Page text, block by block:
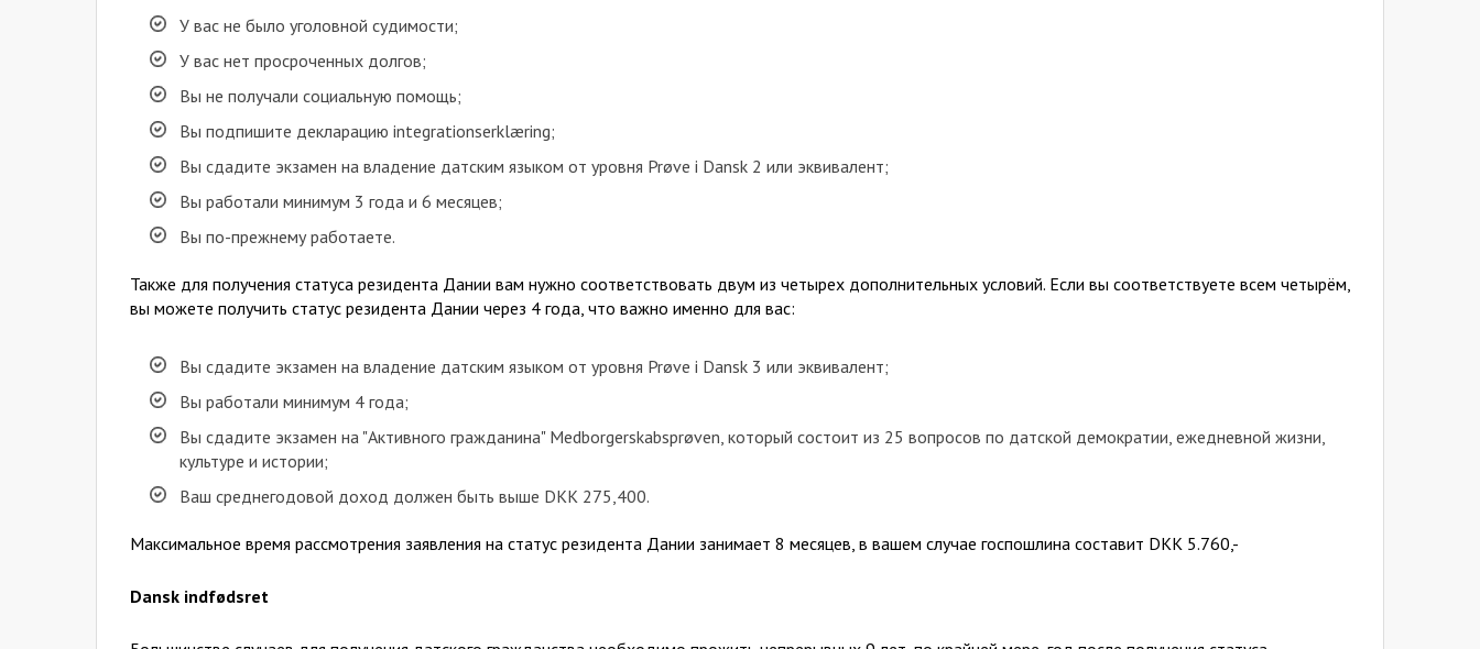
У вас не было уголовной судимости;
У вас нет просроченных долгов;
Вы не получали социальную помощь;
Вы подпишите декларацию integrationserklæring;
Вы сдадите экзамен на владение датским языком от уровня Prøve i Dansk 2 или эквивалент;
Вы работали минимум 3 года и 6 месяцев;
Вы по-прежнему работаете.
Также для получения статуса резидента Дании вам нужно соответствовать двум из четырех дополнительных условий. Если вы соответствуете всем четырём,
вы можете получить статус резидента Дании через 4 года, что важно именно для вас:
Вы сдадите экзамен на владение датским языком от уровня Prøve i Dansk 3 или эквивалент;
Вы работали минимум 4 года;
Вы сдадите экзамен на "Активного гражданина" Medborgerskabsprøven, который состоит из 25 вопросов по датской демократии, ежедневной жизни,
культуре и истории;
Ваш среднегодовой доход должен быть выше DKK 275,400.
Максимальное время рассмотрения заявления на статус резидента Дании занимает 8 месяцев, в вашем случае госпошлина составит DKK 5.760,-
Dansk indfødsret